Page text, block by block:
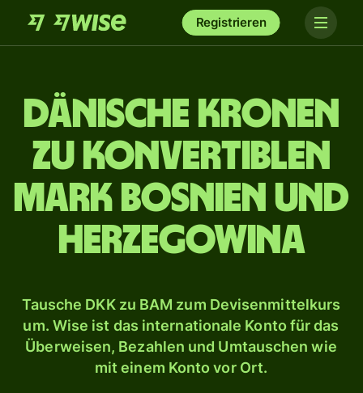
Registrieren
Dänische Kronen
zu Konvertiblen
Mark Bosnien und
Herzegowina
Tausche DKK zu BAM zum Devisenmittelkurs
um. Wise ist das internationale Konto für das
Überweisen, Bezahlen und Umtauschen wie
mit einem Konto vor Ort.